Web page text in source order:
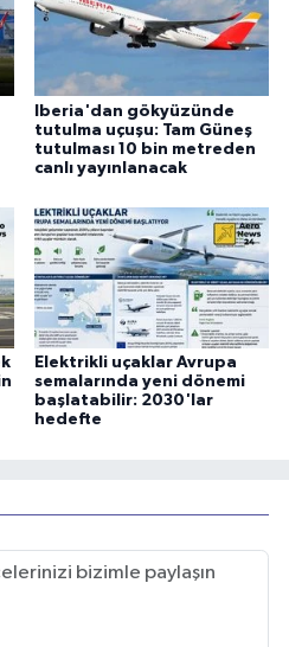
Iberia'dan gökyüzünde
tutulma uçuşu: Tam Güneş
tutulması 10 bin metreden
canlı yayınlanacak
Elektrikli uçaklar Avrupa
semalarında yeni dönemi
başlatabilir: 2030'lar
hedefte